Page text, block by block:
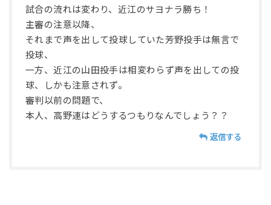
試合の流れは変わり、近江のサヨナラ勝ち！
主審の注意以降、
それまで声を出して投球していた芳野投手は無言で
投球、
一方、近江の山田投手は相変わらず声を出しての投
球、しかも注意されず。
審判以前の問題で、
本人、高野連はどうするつもりなんでしょう？？
返信する